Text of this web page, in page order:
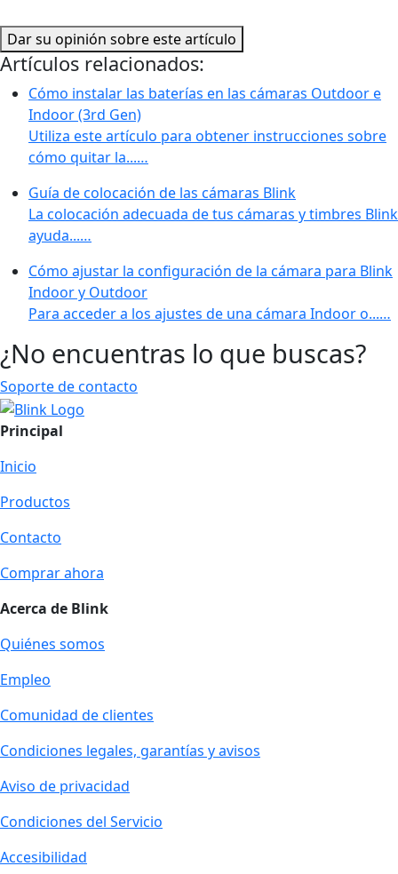
Dar su opinión sobre este artículo
Artículos relacionados:
Cómo instalar las baterías en las cámaras Outdoor e
Indoor (3rd Gen)
Utiliza este artículo para obtener instrucciones sobre
cómo quitar la...…
Guía de colocación de las cámaras Blink
La colocación adecuada de tus cámaras y timbres Blink
ayuda...…
Cómo ajustar la configuración de la cámara para Blink
Indoor y Outdoor
Para acceder a los ajustes de una cámara Indoor o...…
¿No encuentras lo que buscas?
Soporte de contacto
Principal
Inicio
Productos
Contacto
Comprar ahora
Acerca de Blink
Quiénes somos
Empleo
Comunidad de clientes
Condiciones legales, garantías y avisos
Aviso de privacidad
Condiciones del Servicio
Accesibilidad